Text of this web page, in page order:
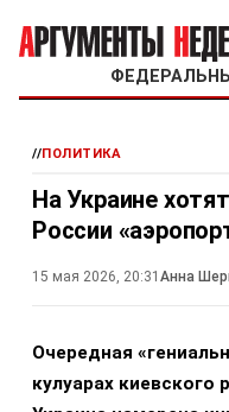
//ПОЛИТИКА
На Украине
России
15 мая 2026, 20:31 Анна
Очередная
кулуарах киевского